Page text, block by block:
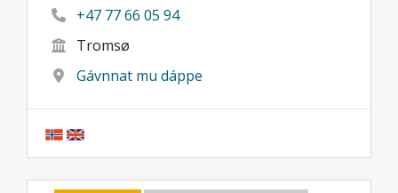
+47 77 66 05 94
Tromsø
Gávnnat mu dáppe